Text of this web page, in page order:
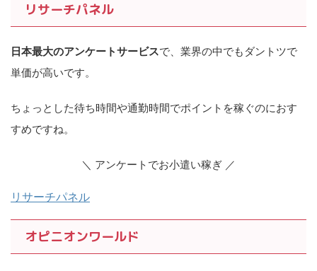
リサーチパネル
日本最大のアンケートサービスで、業界の中でもダントツで
単価が高いです。
ちょっとした待ち時間や通勤時間でポイントを稼ぐのにおす
すめですね。
＼ アンケートでお小遣い稼ぎ ／
リサーチパネル
オピニオンワールド